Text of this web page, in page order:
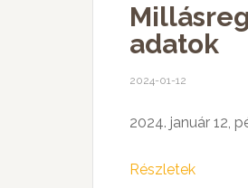
adatok
2024-01-12
2024. január 12,
Részletek